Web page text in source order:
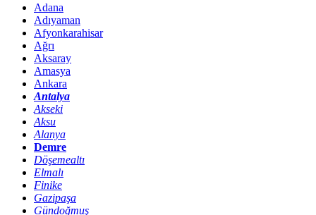
Adana
Adıyaman
Afyonkarahisar
Ağrı
Aksaray
Amasya
Ankara
Antalya
Akseki
Aksu
Alanya
Demre
Döşemealtı
Elmalı
Finike
Gazipaşa
Gündoğmuş